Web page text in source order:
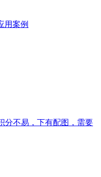
用案例
分不易，下有配图，需要